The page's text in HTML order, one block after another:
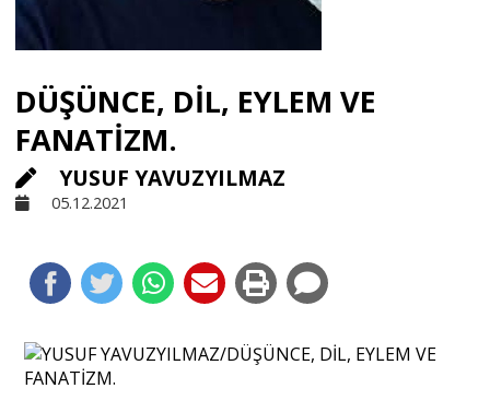
Ekonomi
Dünya
Yorum - Analiz
Söyleşi
DÜŞÜNCE, DİL, EYLEM VE
FANATİZM.
YUSUF YAVUZYILMAZ
05.12.2021